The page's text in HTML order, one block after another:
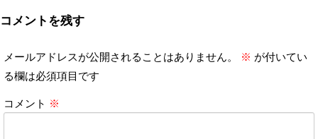
コメントを残す
メールアドレスが公開されることはありません。 ※ が付いてい
る欄は必須項目です
コメント ※